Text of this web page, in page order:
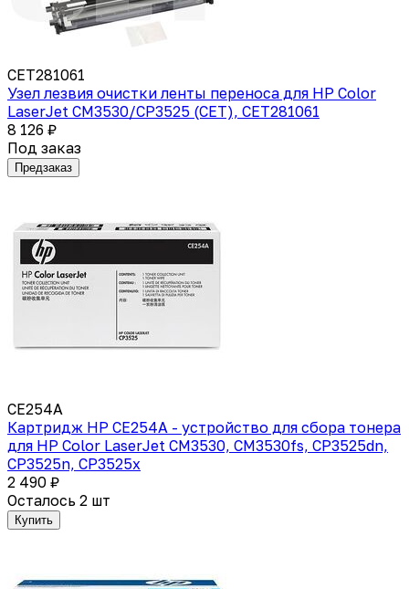
CET281061
Узел лезвия очистки ленты переноса для HP Color
LaserJet CM3530/CP3525 (CET), CET281061
8 126 ₽
Под заказ
Предзаказ
CE254A
Картридж HP CE254A - устройство для сбора тонера
для HP Color LaserJet CM3530, CM3530fs, CP3525dn,
CP3525n, CP3525x
2 490 ₽
Осталось 2 шт
Купить